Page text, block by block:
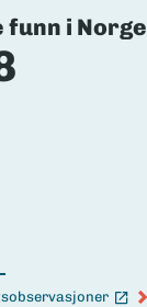
i Norge